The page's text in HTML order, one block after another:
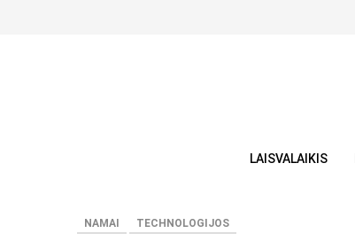
LAISVALAIKIS
NAMAI TECHNOLOGIJOS